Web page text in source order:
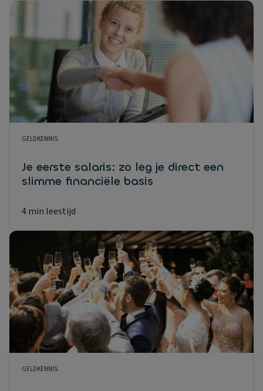
GELDKENNIS
Je eerste salaris: zo leg je direct een
slimme financiële basis
4 min leestijd
GELDKENNIS